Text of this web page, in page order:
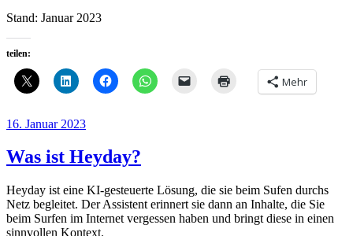
Stand: Januar 2023
teilen:
Mehr
Veröffentlicht
16. Januar 2023
Was ist Heyday?
Heyday ist eine KI-gesteuerte Lösung, die sie beim Sufen durchs
Netz begleitet. Der Assistent erinnert sie dann an Inhalte, die Sie
beim Surfen im Internet vergessen haben und bringt diese in einen
sinnvollen Kontext.